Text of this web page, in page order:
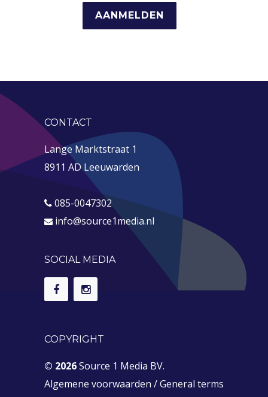
CONTACT
Lange Marktstraat 1
8911 AD Leeuwarden
085-0047302
info@source1media.nl
SOCIAL MEDIA
COPYRIGHT
© 2026Source 1 Media BV.
Algemene voorwaarden /General terms